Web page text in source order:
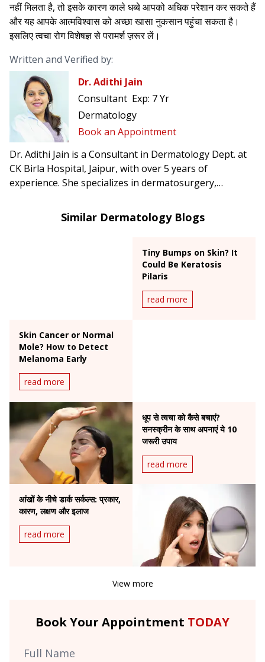
नहीं मिलता है, तो इसके कारण काले धब्बे आपको अधिक परेशान कर सकते हैं
और यह आपके आत्मविश्वास को अच्छा खासा नुकसान पहुंचा सकता है।
इसलिए त्वचा रोग विशेषज्ञ से परामर्श ज़रूर लें।
Written and Verified by:
Dr. Adithi Jain
Consultant Exp: 7 Yr
Dermatology
Book an Appointment
Dr. Adithi Jain is a Consultant in Dermatology Dept. at
CK Birla Hospital, Jaipur, with over 5 years of
experience. She specializes in dermatosurgery,
dermatology.Similar Dermatology Blogs
Tiny Bumps on Skin? It
Could Be Keratosis
Pilaris
read more
Skin Cancer or Normal
Mole? How to Detect
Melanoma Early
read more
धूप से त्वचा को कैसे बचाएं?
सनस्क्रीन के साथ अपनाएं ये 10
जरूरी उपाय
read more
आंखों के नीचे डार्क सर्कल्स: प्रकार,
कारण, लक्षण और इलाज
read more
View more
Book Your Appointment TODAY